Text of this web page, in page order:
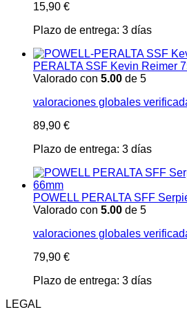
15,90 €
Plazo de entrega: 3 días
PERALTA SSF Kevin Reimer
Valorado con 5.00 de 5
valoraciones globales
89,90 €
Plazo de entrega: 3 días
POWELL PERALTA SFF
Valorado con 5.00 de 5
valoraciones globales
79,90 €
Plazo de entrega: 3 días
LEGAL